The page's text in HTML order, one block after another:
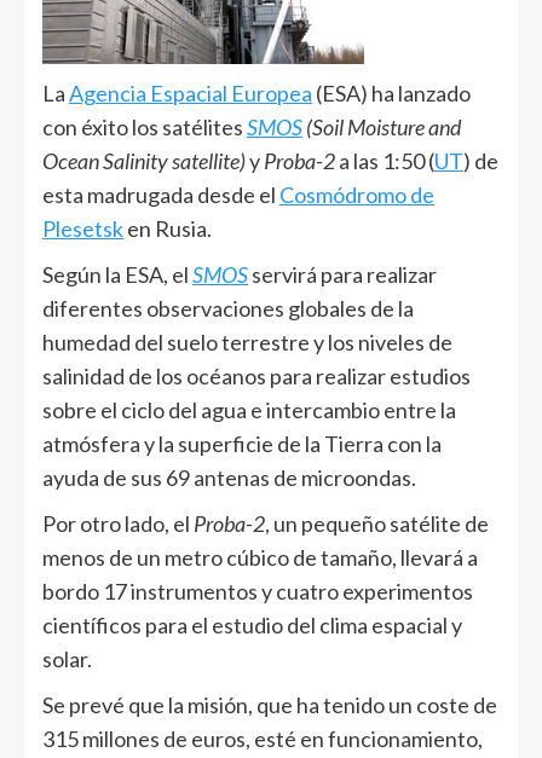
LaAgencia Espacial Europea (ESA) ha lanzado
con éxito los satélitesSMOS(Soil Moisture and
Ocean Salinity satellite)yProba-2a las 1:50 (UT) de
esta madrugada desde el Cosmódromo de
Plesetsken Rusia.
Según la ESA, elSMOSservirá para realizar
diferentes observaciones globales de la
humedad del suelo terrestre y los niveles de
salinidad de los océanos para realizar estudios
sobre el ciclo del agua e intercambio entre la
atmósfera y la superficie de la Tierra con la
ayuda de sus 69 antenas de microondas.
Por otro lado, el Proba-2, un pequeño satélite de
menos de un metro cúbico de tamaño, llevará a
bordo 17 instrumentos y cuatro experimentos
científicos para el estudio del clima espacial y
solar.
Se prevé que la misión, que ha tenido un coste de
315 millones de euros, esté en funcionamiento,